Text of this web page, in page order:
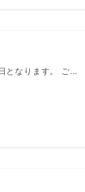
となります。 ご...